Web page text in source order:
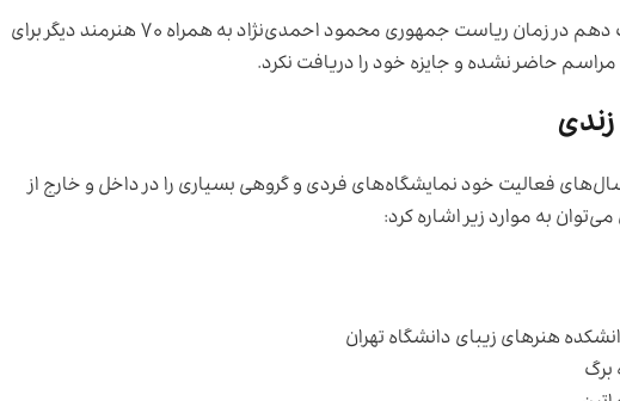
این هنرمند در سال ۱۳۸۹ و به دعوت وزیر فرهنگ دولت دهم در زمان ریاست جمهوری محمود احمدی‌نژاد به همراه ۷۰ هنرمند دیگر برای
حاضر نشده و جایزه خود را دریافت نکرد.
فعالیت خود نمایشگاه‌های فردی و گروهی بسیاری را در داخل و خارج از
به موارد زیر اشاره کرد:
هنرهای زیبای دانشگاه تهران
برگ